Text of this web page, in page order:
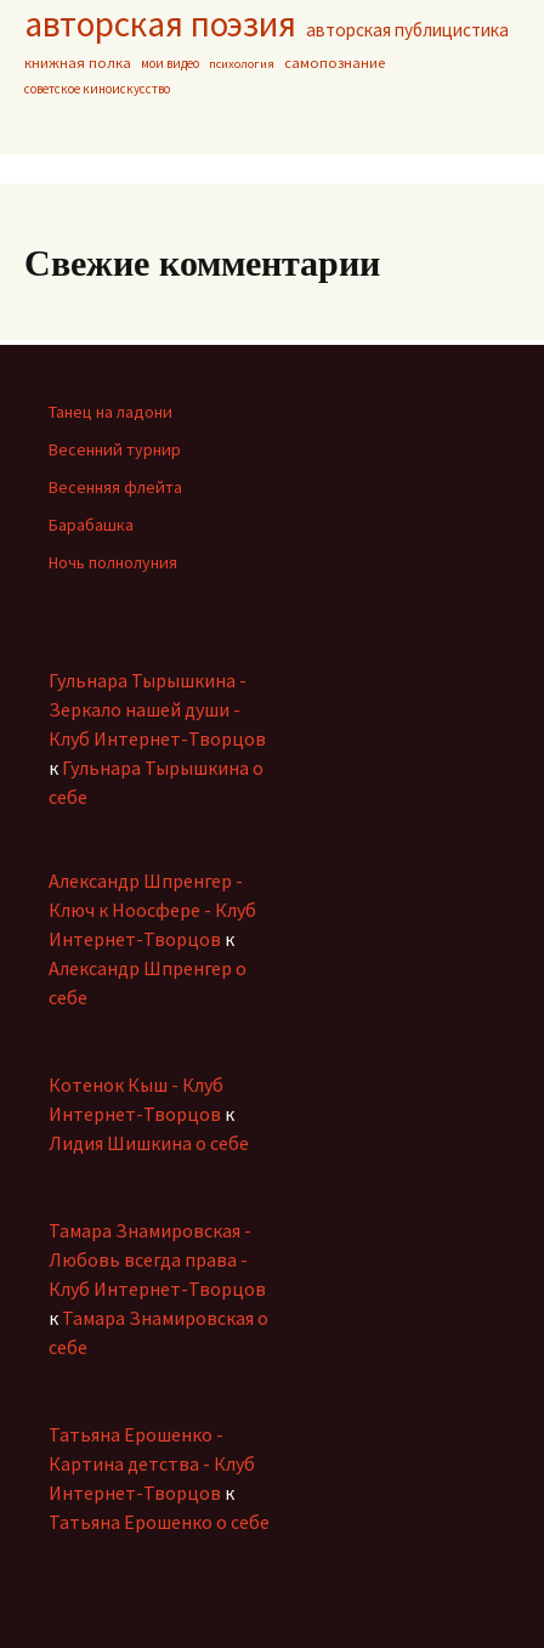
авторская поэзия авторская публицистика
книжная полка мои видео психология самопознание
советское киноискусство
Свежие комментарии
Танец на ладони
Весенний турнир
Весенняя флейта
Барабашка
Ночь полнолуния
Гульнара Тырышкина -
Зеркало нашей души -
Клуб Интернет-Творцов
к Гульнара Тырышкина о
себе
Александр Шпренгер -
Ключ к Ноосфере - Клуб
Интернет-Творцов к
Александр Шпренгер о
себе
Котенок Кыш - Клуб
Интернет-Творцов к
Лидия Шишкина о себе
Тамара Знамировская -
Любовь всегда права -
Клуб Интернет-Творцов
к Тамара Знамировская о
себе
Татьяна Ерошенко -
Картина детства - Клуб
Интернет-Творцов к
Татьяна Ерошенко о себе